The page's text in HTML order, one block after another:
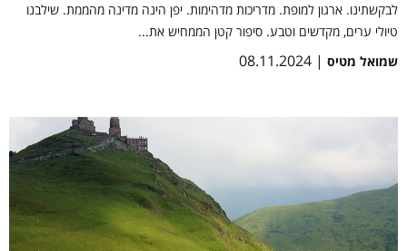
לבקשתינו. ארגון למופת. מדריכות מדהימות. יפן הינה מדינה מהממת. שילבנו
טיולי ערים, מקדשים וטבע. סיפור קטן הממחיש את...
שמואל מטיס | 08.11.2024